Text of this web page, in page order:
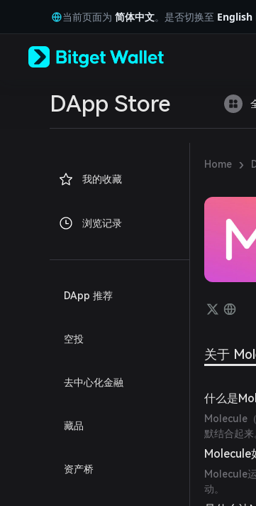
Tiếng Việt
Русский
Español (Latinoamérica)
Português (Portugal)
Bahasa Indonesia
Español (Argentina)
当前页面为 简体中文。是否切换至 English
DApp Store
我的收藏
浏览记录
DApp 推荐
空投
去中心化金融
藏品
资产桥
Home ›
关于
什么是
Molecule
默结合起来
Molecule
Molecule
动。